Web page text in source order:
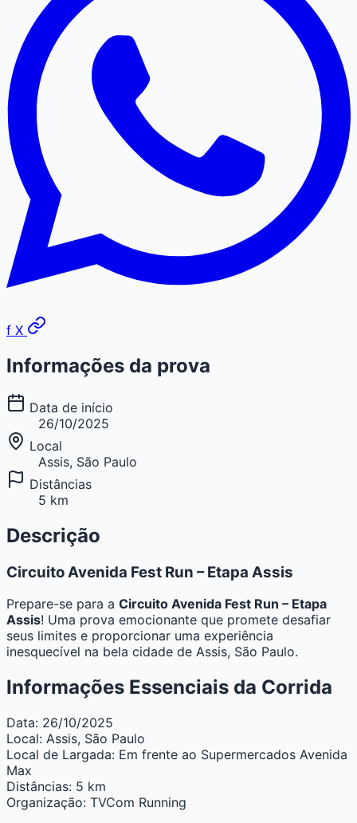
f X
Informações da prova
Data de início
26/10/2025
Local
Assis, São Paulo
Distâncias
5 km
Descrição
Circuito Avenida Fest Run – Etapa Assis
Prepare-se para a Circuito Avenida Fest Run – Etapa
Assis! Uma prova emocionante que promete desafiar
seus limites e proporcionar uma experiência
inesquecível na bela cidade de Assis, São Paulo.
Informações Essenciais da Corrida
Data: 26/10/2025
Local: Assis, São Paulo
Local de Largada: Em frente ao Supermercados Avenida
Max
Distâncias: 5 km
Organização: TVCom Running